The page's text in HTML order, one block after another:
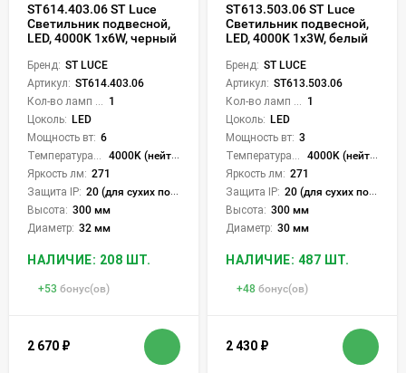
ST614.403.06 ST Luce
Светильник подвесной,
LED, 4000K 1х6W, черный
Бренд: ST LUCE
Артикул: ST614.403.06
1
Цоколь: LED
Мощность вт: 6
4000K (нейтральный)
Яркость лм: 271
Защита IP: 20 (для сухих пом.)
Высота: 300 мм
Диаметр: 32 мм
НАЛИЧИЕ: 208 ШТ.
+53 бонус(ов)
2 670 ₽
ST613.503.06 ST Luce
Светильник подвесной,
LED, 4000K 1х3W, белый
Бренд: ST LUCE
Артикул: ST613.503.06
1
Цоколь: LED
Мощность вт: 3
4000K (нейтральный)
Яркость лм: 271
Защита IP: 20 (для сухих пом.)
Высота: 300 мм
Диаметр: 30 мм
НАЛИЧИЕ: 487 ШТ.
+48 бонус(ов)
2 430 ₽